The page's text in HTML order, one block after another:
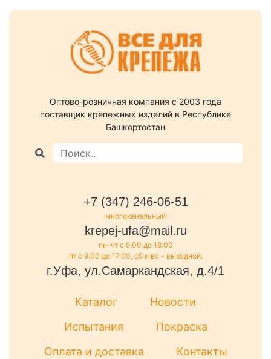
Оптово-розничная компания c 2003 года
поставщик крепежных изделий в Республике
Башкортостан
+7 (347) 246-06-51
многоканальный
krepej-ufa@mail.ru
пн-чт с 9.00 до 18.00
пт с 9.00 до 17.00, сб и вс - выходной.
г.Уфа, ул.Самаркандская, д.4/1
Каталог
Новости
Испытания
Покраска
Оплата и доставка
Контакты